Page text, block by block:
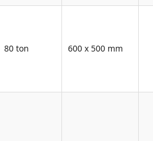
80 ton 600 x 500 mm